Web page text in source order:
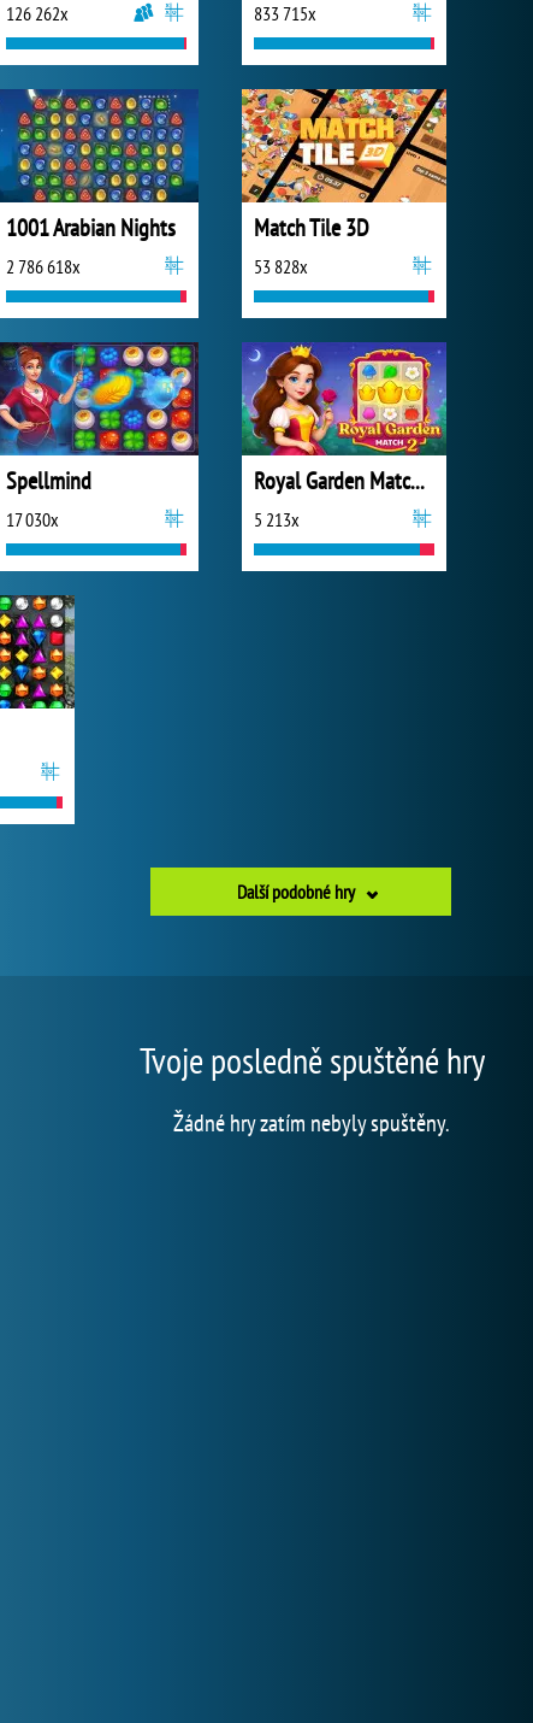
126 262x 833 715x
1001 Arabian Nights
2 786 618x
Match Tile 3D
53 828x
Spellmind
17 030x
Royal Garden Match 2
5 213x
Další podobné hry
Tvoje posledně spuštěné hry
Žádné hry zatím nebyly spuštěny.